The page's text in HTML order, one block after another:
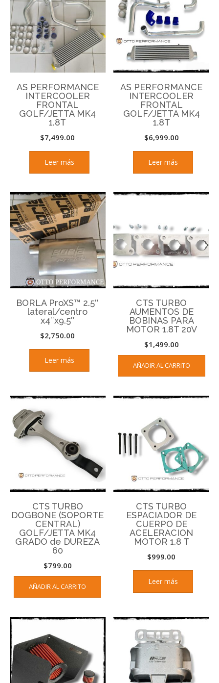
AS PERFORMANCE
INTERCOOLER
FRONTAL
GOLF/JETTA MK4
1.8T
$7,499.00
Leer más
AS PERFORMANCE
INTERCOOLER
FRONTAL
GOLF/JETTA MK4
1.8T
$6,999.00
Leer más
BORLA ProXS™ 2.5″
lateral/centro
x4″x9.5″
$2,750.00
Leer más
CTS TURBO
AUMENTOS DE
BOBINAS PARA
MOTOR 1.8T 20V
$1,499.00
AÑADIR AL CARRITO
CTS TURBO
DOGBONE (SOPORTE
CENTRAL)
GOLF/JETTA MK4
GRADO de DUREZA
60
$799.00
AÑADIR AL CARRITO
CTS TURBO
ESPACIADOR DE
CUERPO DE
ACELERACION
MOTOR 1.8 T
$999.00
Leer más